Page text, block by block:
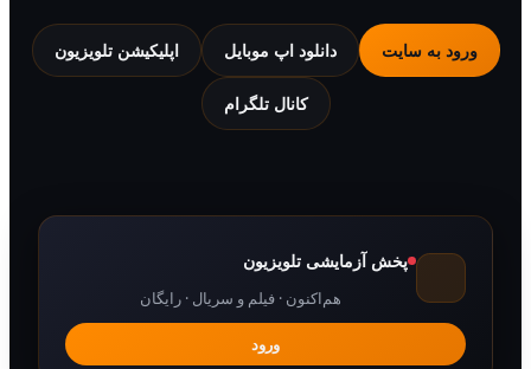
به سایت دانلود اپ موبایل اپلیکیشن تلویزیون
کانال تلگرام
پخش آزمایشی تلویزیون
هم‌اکنون · فیلم و سریال · رایگان